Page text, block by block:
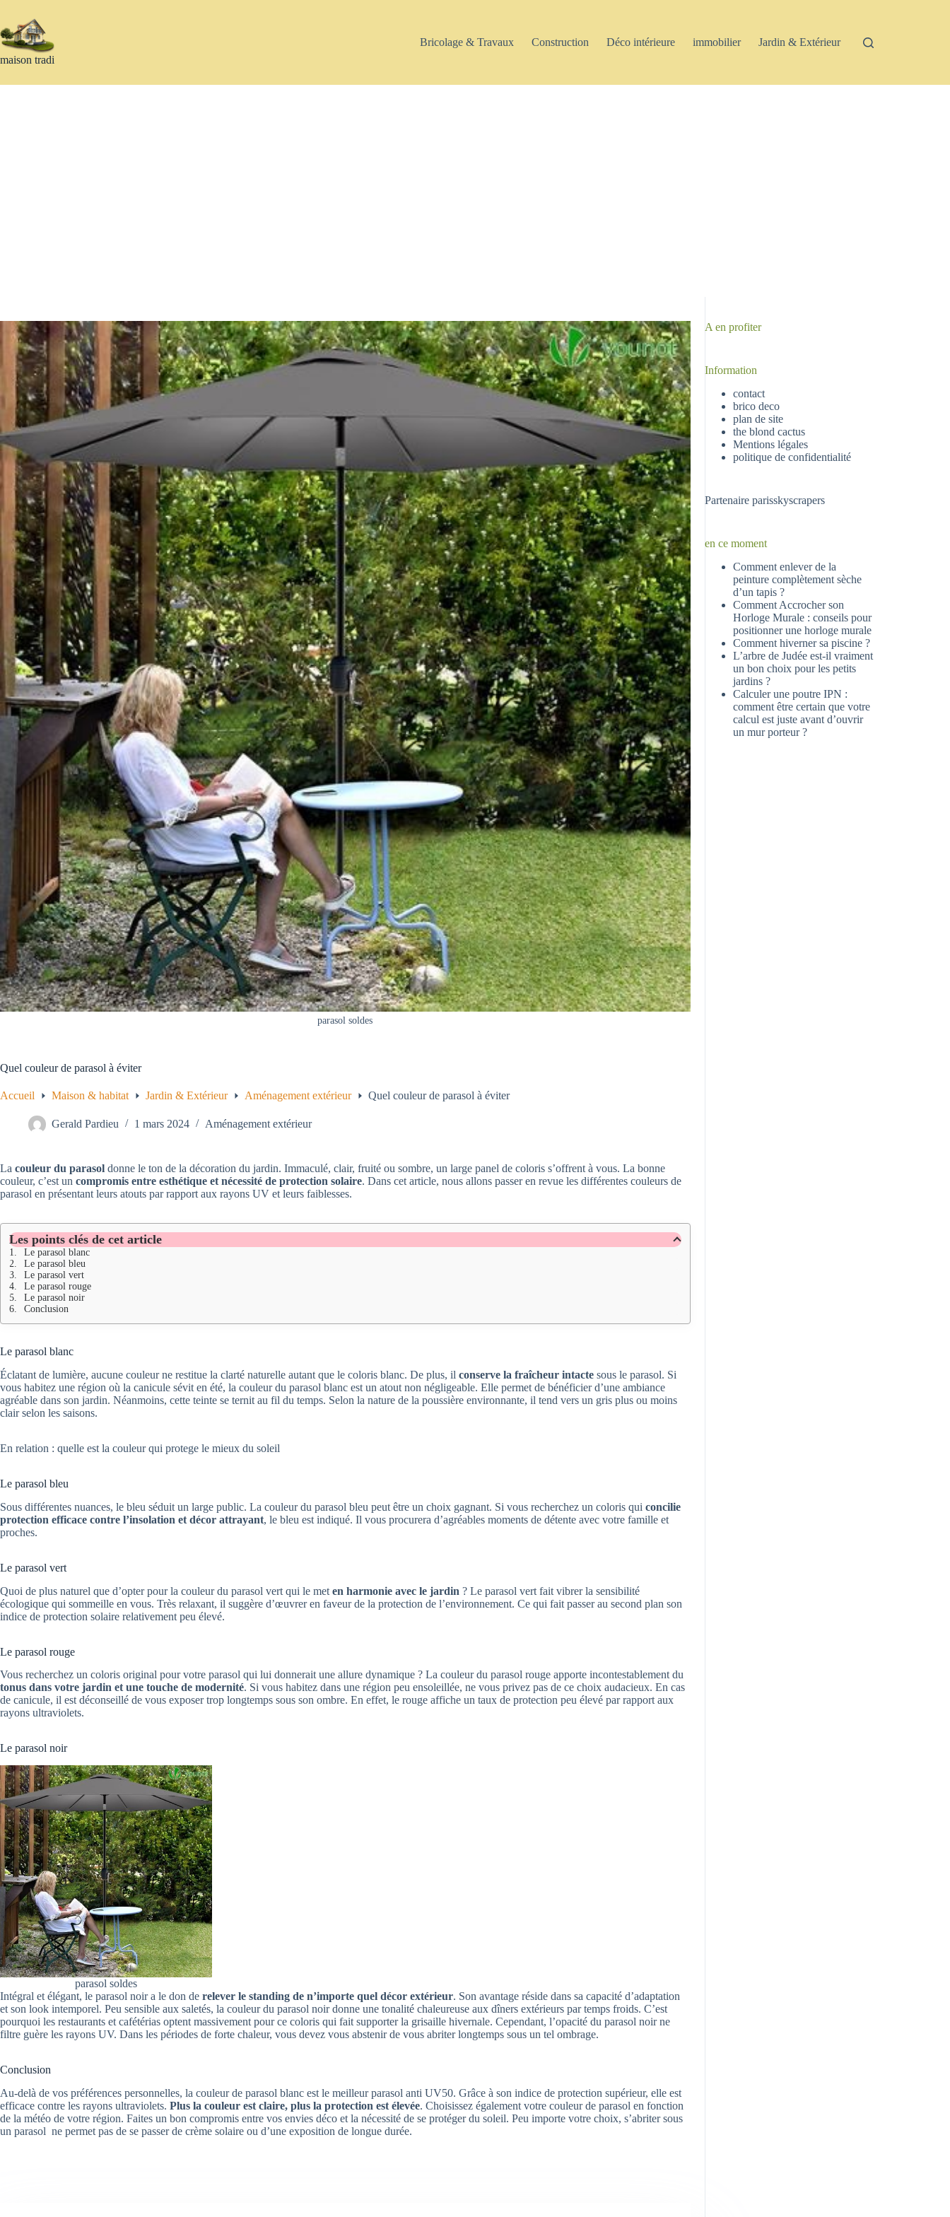
contenu
maison tradi
Bricolage & Travaux Construction Déco intérieure immobilier Jardin & Extérieur
parasol soldes
Quel couleur de parasol à éviter
Accueil Maison & habitat Jardin & Extérieur Aménagement extérieur Quel couleur de parasol à éviter
Gerald Pardieu 1 mars 2024 Aménagement extérieur
La couleur du parasol donne le ton de la décoration du jardin. Immaculé, clair, fruité ou sombre, un large panel de coloris s’offrent à vous. La bonne
couleur, c’est un compromis entre esthétique et nécessité de protection solaire. Dans cet article, nous allons passer en revue les différentes couleurs de
parasol en présentant leurs atouts par rapport aux rayons UV et leurs faiblesses.
Les points clés de cet article
Le parasol blanc
Le parasol bleu
Le parasol vert
Le parasol rouge
Le parasol noir
Conclusion
Le parasol blanc
Éclatant de lumière, aucune couleur ne restitue la clarté naturelle autant que le coloris blanc. De plus, il conserve la fraîcheur intacte sous le parasol. Si
vous habitez une région où la canicule sévit en été, la couleur du parasol blanc est un atout non négligeable. Elle permet de bénéficier d’une ambiance
agréable dans son jardin. Néanmoins, cette teinte se ternit au fil du temps. Selon la nature de la poussière environnante, il tend vers un gris plus ou moins
clair selon les saisons.
En relation : quelle est la couleur qui protege le mieux du soleil
Le parasol bleu
Sous différentes nuances, le bleu séduit un large public. La couleur du parasol bleu peut être un choix gagnant. Si vous recherchez un coloris qui concilie
protection efficace contre l’insolation et décor attrayant, le bleu est indiqué. Il vous procurera d’agréables moments de détente avec votre famille et
proches.
Le parasol vert
Quoi de plus naturel que d’opter pour la couleur du parasol vert qui le met en harmonie avec le jardin ? Le parasol vert fait vibrer la sensibilité
écologique qui sommeille en vous. Très relaxant, il suggère d’œuvrer en faveur de la protection de l’environnement. Ce qui fait passer au second plan son
indice de protection solaire relativement peu élevé.
Le parasol rouge
Vous recherchez un coloris original pour votre parasol qui lui donnerait une allure dynamique ? La couleur du parasol rouge apporte incontestablement du
tonus dans votre jardin et une touche de modernité. Si vous habitez dans une région peu ensoleillée, ne vous privez pas de ce choix audacieux. En cas
de canicule, il est déconseillé de vous exposer trop longtemps sous son ombre. En effet, le rouge affiche un taux de protection peu élevé par rapport aux
rayons ultraviolets.
Le parasol noir
parasol soldes
Intégral et élégant, le parasol noir a le don de relever le standing de n’importe quel décor extérieur. Son avantage réside dans sa capacité d’adaptation
et son look intemporel. Peu sensible aux saletés, la couleur du parasol noir donne une tonalité chaleureuse aux dîners extérieurs par temps froids. C’est
pourquoi les restaurants et cafétérias optent massivement pour ce coloris qui fait supporter la grisaille hivernale. Cependant, l’opacité du parasol noir ne
filtre guère les rayons UV. Dans les périodes de forte chaleur, vous devez vous abstenir de vous abriter longtemps sous un tel ombrage.
Conclusion
Au-delà de vos préférences personnelles, la couleur de parasol blanc est le meilleur parasol anti UV50. Grâce à son indice de protection supérieur, elle est
efficace contre les rayons ultraviolets. Plus la couleur est claire, plus la protection est élevée. Choisissez également votre couleur de parasol en fonction
de la météo de votre région. Faites un bon compromis entre vos envies déco et la nécessité de se protéger du soleil. Peu importe votre choix, s’abriter sous
un parasol ne permet pas de se passer de crème solaire ou d’une exposition de longue durée.
A en profiter
Information
contact
brico deco
plan de site
the blond cactus
Mentions légales
politique de confidentialité
Partenaireparisskyscrapers
en ce moment
Comment enlever de la
peinture complètement sèche
d’un tapis ?
Comment Accrocher son
Horloge Murale : conseils pour
positionner une horloge murale
Comment hiverner sa piscine ?
L’arbre de Judée est-il vraiment
un bon choix pour les petits
jardins ?
Calculer une poutre IPN :
comment être certain que votre
calcul est juste avant d’ouvrir
un mur porteur ?